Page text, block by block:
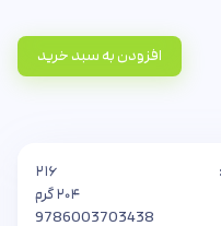
افزودن به سبد خرید
۲۱۶
۲۰۴ گرم
9786003703438